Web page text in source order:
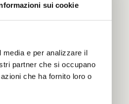
sui cookie
e per analizzare il
partner che si occupano
che ha fornito loro o